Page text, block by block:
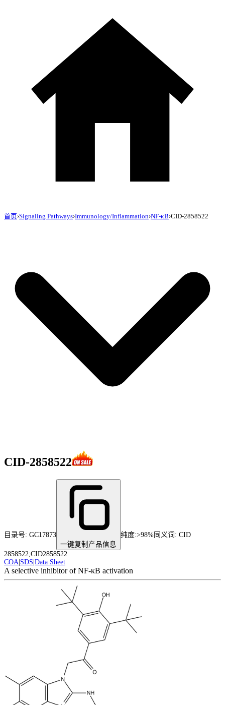
首页›Signaling Pathways›Immunology/Inflammation›NF-κB›CID-2858522
CID-2858522
目录号: GC17873
一键复制产品信息
纯度:>98% 同义词: CID
2858522;CID2858522
COA SDS Data Sheet
A selective inhibitor of NF-κB activation